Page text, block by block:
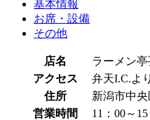
基本情報
お席・設備
その他
店名
ラーメン
アクセス
弁天I.C.よ
住所
新潟市中
営業時間
11：00～